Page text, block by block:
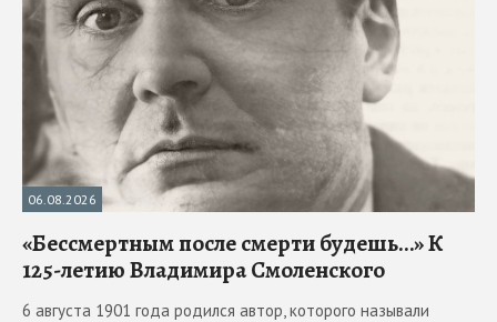
06.08.2026
«Бессмертным после смерти будешь…» К
125-летию Владимира Смоленского
6 августа 1901 года родился автор, которого называли